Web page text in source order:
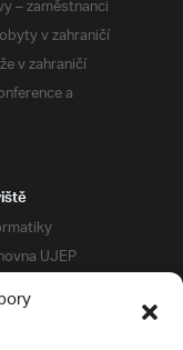
– zaměstnanci
v zahraničí
v zahraničí
a
UJEP
menz
podpory